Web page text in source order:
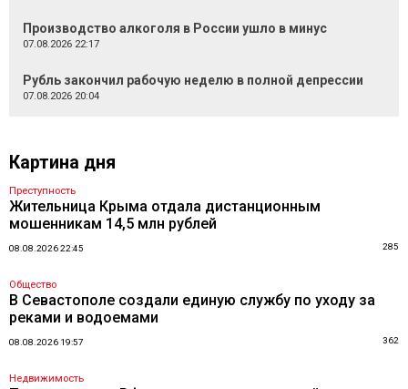
Производство алкоголя в России ушло в минус
07.08.2026 22:17
Рубль закончил рабочую неделю в полной депрессии
07.08.2026 20:04
Картина дня
Преступность
Жительница Крыма отдала дистанционным
мошенникам 14,5 млн рублей
08.08.2026 22:45 285
Общество
В Севастополе создали единую службу по уходу за
реками и водоемами
08.08.2026 19:57 362
Недвижимость